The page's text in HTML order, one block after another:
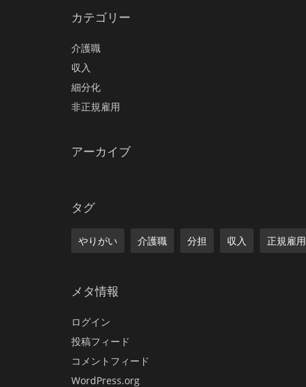
カテゴリー
介護職
収入
細分化
非正規雇用
アーカイブ
タグ
やりがい 介護職 分担 収入 正規雇用
メタ情報
ログイン
投稿フィード
コメントフィード
WordPress.org